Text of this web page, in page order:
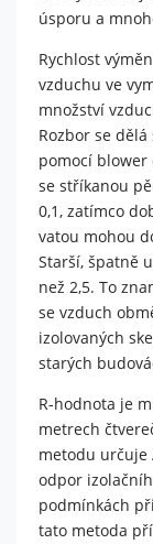
úsporu a
Rychlost
vzduchu ve
množství
Rozbor se
pomocí blower
se stříkanou
0,1, zatímco
vatou mohou
Starší, špatně
než 2,5. To
se vzduch
izolovaných
starých
R-hodnota je
metrech
metodu určuje
odpor
podmínkách
tato metoda